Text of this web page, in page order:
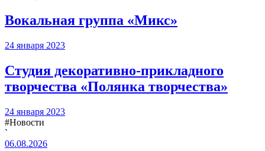
Вокальная группа «Микс»
24 января 2023
Студия декоративно-прикладного
творчества «Полянка творчества»
24 января 2023
#Новости
`
06.08.2026